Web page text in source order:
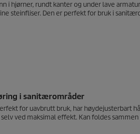
i hjørner, rundt kanter og under lave
steinfliser. Den er perfekt for bruk i
i sanitærområder
for uavbrutt bruk, har høydejusterbart
ved maksimal effekt. Kan foldes